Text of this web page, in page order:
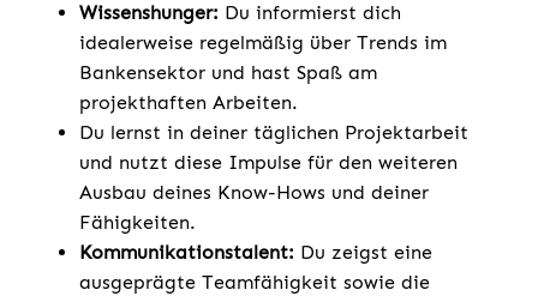
Wissenshunger: Du informierst dich
idealerweise regelmäßig über Trends im
Bankensektor und hast Spaß am
projekthaften Arbeiten.
Du lernst in deiner täglichen Projektarbeit
und nutzt diese Impulse für den weiteren
Ausbau deines Know-Hows und deiner
Fähigkeiten.
Kommunikationstalent: Du zeigst eine
ausgeprägte Teamfähigkeit sowie die